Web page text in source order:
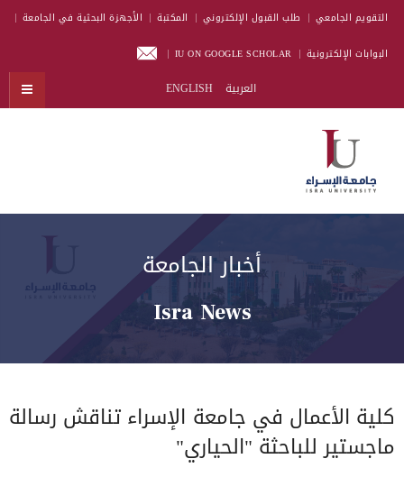
التقويم الجامعي طلب القبول الإلكتروني المكتبة الأجهزة البحثية في الجامعة
البوابات الإلكترونية IU ON GOOGLE SCHOLAR
العربية ENGLISH
أخبار الجامعة
Isra News
كلية الأعمال في جامعة الإسراء تناقش رسالة
ماجستير للباحثة "الحياري"